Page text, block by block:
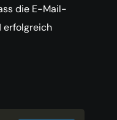
die E-Mail-
erfolgreich